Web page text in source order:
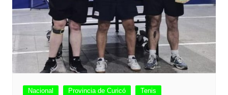
Nacional Provincia de Curicó Tenis